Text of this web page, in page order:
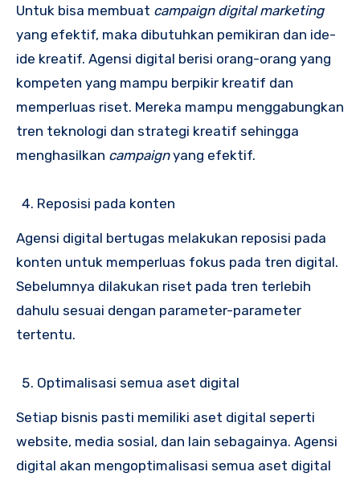
Untuk bisa membuat campaign digital marketing
yang efektif, maka dibutuhkan pemikiran dan ide-
ide kreatif. Agensi digital berisi orang-orang yang
kompeten yang mampu berpikir kreatif dan
memperluas riset. Mereka mampu menggabungkan
tren teknologi dan strategi kreatif sehingga
menghasilkan campaignyang efektif.
Reposisi pada konten
Agensi digital bertugas melakukan reposisi pada
konten untuk memperluas fokus pada tren digital.
Sebelumnya dilakukan riset pada tren terlebih
dahulu sesuai dengan parameter-parameter
tertentu.
Optimalisasi semua aset digital
Setiap bisnis pasti memiliki aset digital seperti
website, media sosial, dan lain sebagainya. Agensi
digital akan mengoptimalisasi semua aset digital